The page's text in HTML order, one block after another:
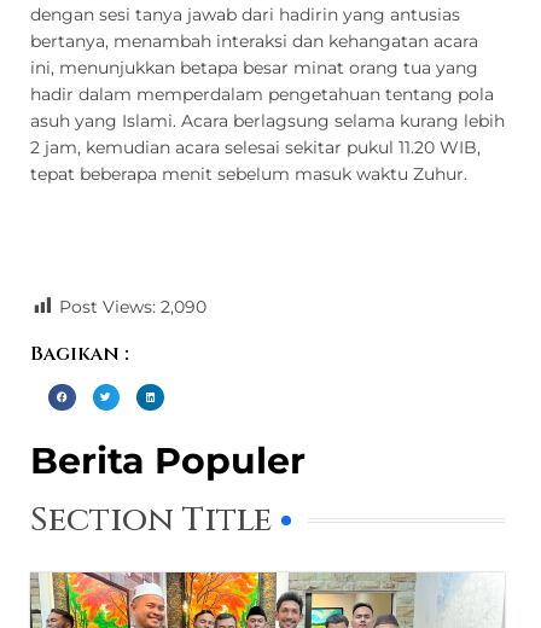
dengan sesi tanya jawab dari hadirin yang antusias
bertanya, menambah interaksi dan kehangatan acara
ini, menunjukkan betapa besar minat orang tua yang
hadir dalam memperdalam pengetahuan tentang pola
asuh yang Islami. Acara berlagsung selama kurang lebih
2 jam, kemudian acara selesai sekitar pukul 11.20 WIB,
tepat beberapa menit sebelum masuk waktu Zuhur.
Post Views: 2,090
Bagikan :
Berita Populer
Section Title